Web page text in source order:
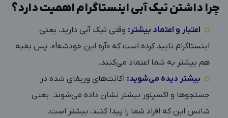
چرا داشتن تیک آبی اینستاگرام اهمیت دارد؟
اعتبار و اعتماد بیشتر: وقتی تیک آبی دارید، یعنی
اینستاگرام تایید کرده است که «آره این خودشه!». پس بقیه
هم بیشتر به شما اعتماد می‌کنند.
بیشتر دیده می‌شوید: اکانت‌های وریفای شده در
جستجوها و اکسپلور بیشتر نشان داده می‌شوند. یعنی
شانس این که افراد شما را پیدا کنند، بیشتر است.